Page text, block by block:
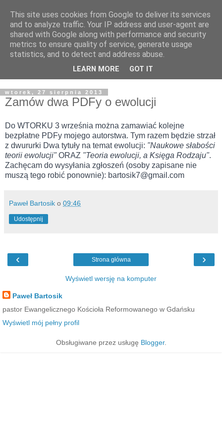
Żyjąc wiarą w REALNYM
świecie
Blog pastora Pawła Bartosika
wtorek, 27 sierpnia 2013
Zamów dwa PDFy o ewolucji
Do WTORKU 3 września można zamawiać kolejne
bezpłatne PDFy mojego autorstwa. Tym razem będzie strzał
z dwururki Dwa tytuły na temat ewolucji: "Naukowe słabości
teorii ewolucji"ORAZ "Teoria ewolucji, a Księga Rodzaju".
Zachęcam do wysyłania zgłoszeń (osoby zapisane nie
muszą tego robić ponownie): bartosik7@gmail.com
Paweł Bartosik o 09:46
Udostępnij
‹ ›
Strona główna
Wyświetl wersję na komputer
Paweł Bartosik
pastor Ewangelicznego Kościoła Reformowanego w Gdańsku
Wyświetl mój pełny profil
Obsługiwane przez usługę Blogger.
This site uses cookies from Google to deliver its services
and to analyze traffic. Your IP address and user-agent are
shared with Google along with performance and security
metrics to ensure quality of service, generate usage
statistics, and to detect and address abuse.
LEARN MORE GOT IT